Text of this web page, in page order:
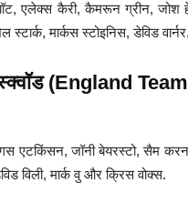
एलेक्स कैरी, कैमरून ग्रीन, जोश
मार्कस स्टोइनिस, डेविड
स्क्वॉड (England
एटकिंसन, जॉनी बेयरस्टो, सैम करन,
विली, मार्क वु और क्रिस वोक्स.